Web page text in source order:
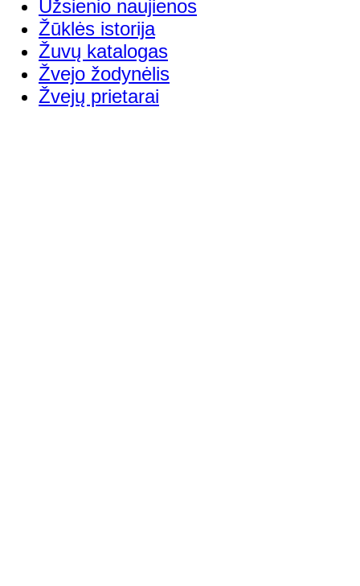
Užsienio naujienos
Žūklės istorija
Žuvų katalogas
Žvejo žodynėlis
Žvejų prietarai